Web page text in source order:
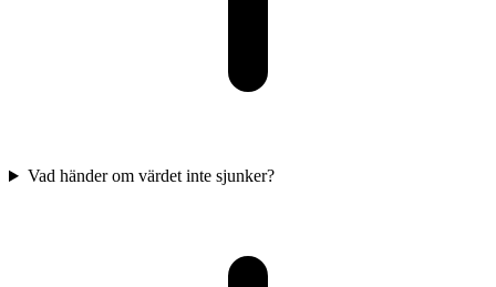
Vad händer om värdet inte sjunker?